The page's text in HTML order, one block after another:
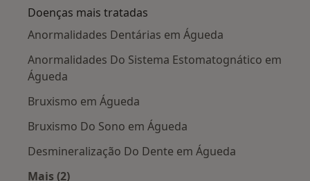
Doenças mais tratadas
Anormalidades Dentárias em Águeda
Anormalidades Do Sistema Estomatognático em
Águeda
Bruxismo em Águeda
Bruxismo Do Sono em Águeda
Desmineralização Do Dente em Águeda
Mais (2)